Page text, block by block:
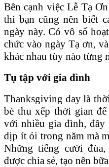
Bên cạnh việc Lễ Tạ
thì bạn cũng nên biết
ngày này. Có vô số
chức vào ngày Tạ ơn,
khác nhau tùy nào từng
Tụ tập với gia đình
Thanksgiving day là
bè thu xếp thời gian
với nhiều gia đình,
dịp ít ỏi trong năm mà
Những tiếng cười
được chia sẻ, tạo nên